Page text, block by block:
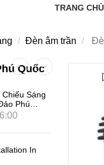
Quốc
Sáng
Phú
In
TRANG CHỦ
Đèn âm trần